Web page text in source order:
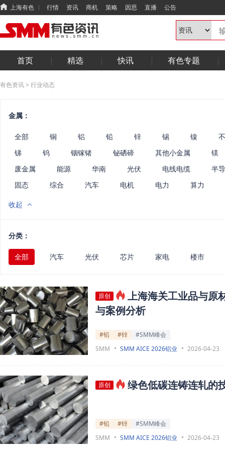
上海有色 行情 资讯 商机 策略 因思 直播 公告
首页 精选 快讯 有色专题
有色资讯> 行业动态
金属：
全部 铜 铝 铅 锌 锡 镍
锑
钨 铟镓锗 铋硒碲 其他小金属
镁
废金属
能源 华南 光伏 电线电缆
半
固态
综合 汽车 电机 电力 算力
收起
分类：
全部 汽车 光伏 芯片 家电 楼市
原创
上海海关工业品与原
与案例分析
#铅 #锌
#SMM峰会
SMM
SMM AICE 2026铝业 2026-04-23
原创 绿色低碳连铸连轧的
#铅 #锌
#SMM峰会
SMM
SMM AICE 2026铝业 2026-04-23